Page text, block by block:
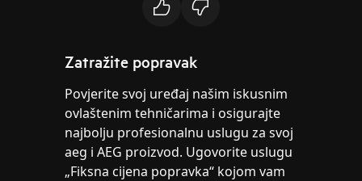
Zatražite popravak
Povjerite svoj uređaj našim iskusnim
ovlaštenim tehničarima i osigurajte
najbolju profesionalnu uslugu za svoj
aeg i AEG proizvod. Ugovorite uslugu
„Fiksna cijena popravka“ kojom vam